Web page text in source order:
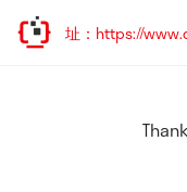
访问新址：https://